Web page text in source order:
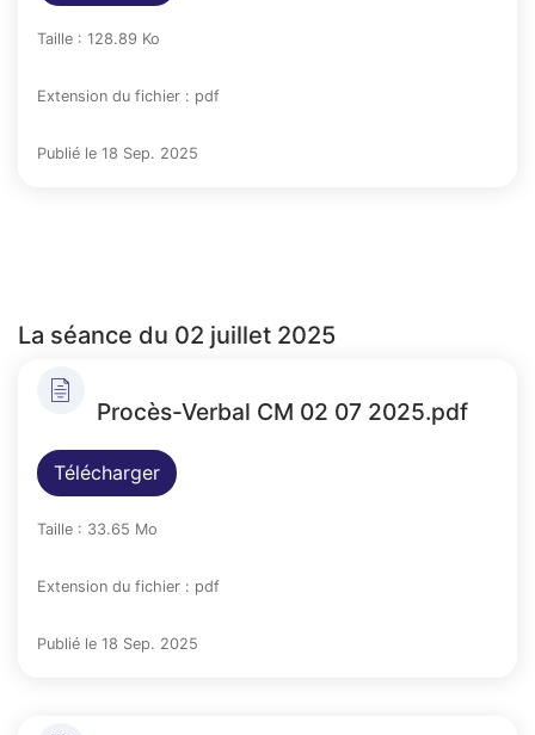
Taille : 128.89 Ko
Extension du fichier : pdf
Publié le 18 Sep. 2025
La séance du 02 juillet 2025
Procès-Verbal CM 02 07 2025.pdf
Télécharger
Taille : 33.65 Mo
Extension du fichier : pdf
Publié le 18 Sep. 2025